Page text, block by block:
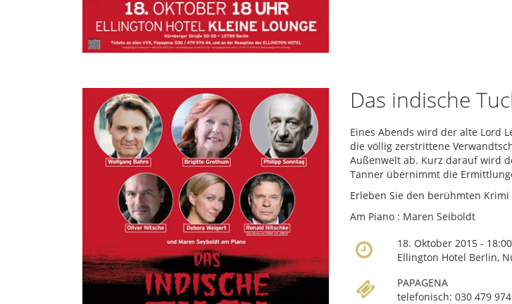
Das indische
Eines Abends wird der alte Lord
die völlig zerstrittene
Außenwelt ab. Kurz darauf wird
Tanner übernimmt die
Erleben Sie den berühmten Krimi
Am Piano : Maren Seiboldt
18. Oktober 2015 -
Ellington Hotel Berlin,
PAPAGENA
telefonisch: 030 479